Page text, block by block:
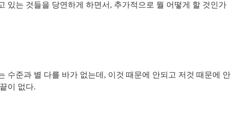
있는 것들을 당연하게 하면서, 추가적으로 뭘 어떻게 할 것인가
수준과 별 다를 바가 없는데, 이것 때문에 안되고 저것 때문에 안
이 없다.